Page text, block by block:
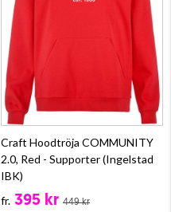
Craft Hoodtröja COMMUNITY
2.0, Red - Supporter (Ingelstad
IBK)
fr. 395 kr 449 kr